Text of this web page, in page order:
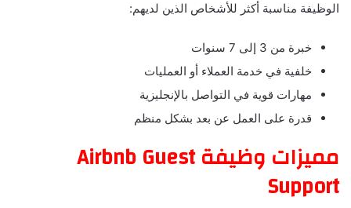
الوظيفة مناسبة أكثر للأشخاص الذين لديهم:
خبرة من 3 إلى 7 سنوات
خلفية في خدمة العملاء أو العمليات
مهارات قوية في التواصل بالإنجليزية
قدرة على العمل عن بعد بشكل منظم
مميزات وظيفة Airbnb Guest
Support